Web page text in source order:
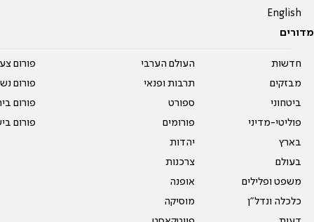
English
מדורים
חדשות
מבזקים
ביטחוני
פוליטי-מדיני
בארץ
בעולם
משפט ופלילים
כלכלה ונדל"ן
העולם הערבי
תרבות ופנאי
ספורט
פורומים
יהדות
צרכנות
אופנה
מוסיקה
פורום
פורום
פורום
פורום